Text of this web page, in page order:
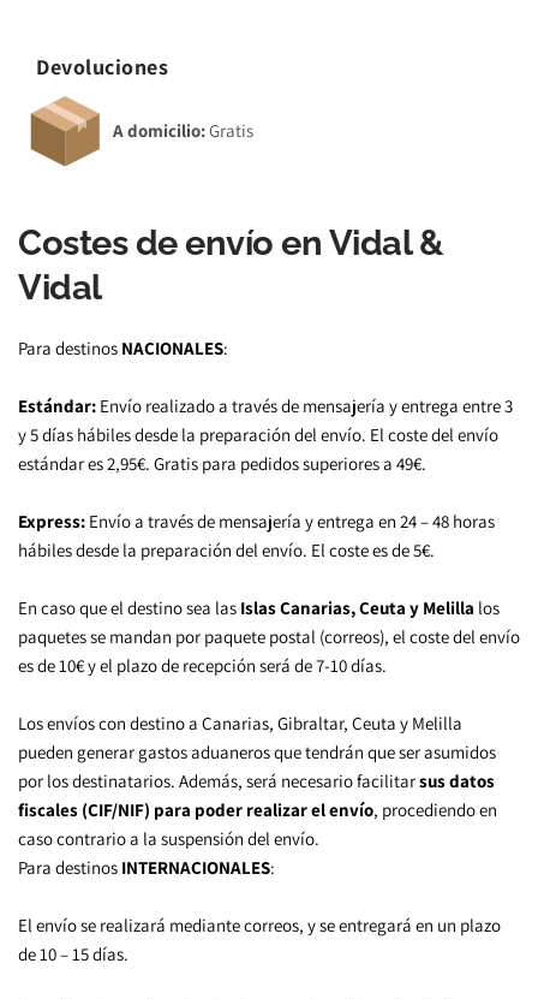
Devoluciones
A domicilio: Gratis
Costes de envío en Vidal &
Vidal
Para destinos NACIONALES:
Estándar: Envío realizado a través de mensajería y entrega entre 3
y 5 días hábiles desde la preparación del envío. El coste del envío
estándar es 2,95€. Gratis para pedidos superiores a 49€.
Express: Envío a través de mensajería y entrega en 24 – 48 horas
hábiles desde la preparación del envío. El coste es de 5€.
En caso que el destino sea las Islas Canarias, Ceuta y Melilla los
paquetes se mandan por paquete postal (correos), el coste del envío
es de 10€ y el plazo de recepción será de 7-10 días.
Los envíos con destino a Canarias, Gibraltar, Ceuta y Melilla
pueden generar gastos aduaneros que tendrán que ser asumidos
por los destinatarios. Además, será necesario facilitar sus datos
fiscales (CIF/NIF) para poder realizar el envío, procediendo en
caso contrario a la suspensión del envío.
Para destinos INTERNACIONALES:
El envío se realizará mediante correos, y se entregará en un plazo
de 10 – 15 días.